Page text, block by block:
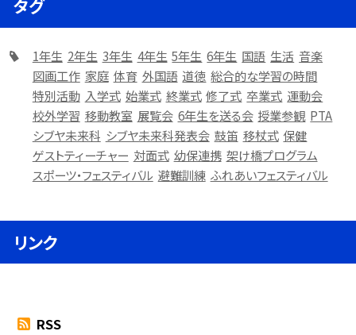
タグ
1年生 2年生 3年生 4年生 5年生 6年生 国語 生活 音楽
図画工作 家庭 体育 外国語 道徳 総合的な学習の時間
特別活動 入学式 始業式 終業式 修了式 卒業式 運動会
校外学習 移動教室 展覧会 6年生を送る会 授業参観 PTA
シブヤ未来科 シブヤ未来科発表会 鼓笛 移杖式 保健
ゲストティーチャー 対面式 幼保連携 架け橋プログラム
スポーツ・フェスティバル 避難訓練 ふれあいフェスティバル
リンク
RSS